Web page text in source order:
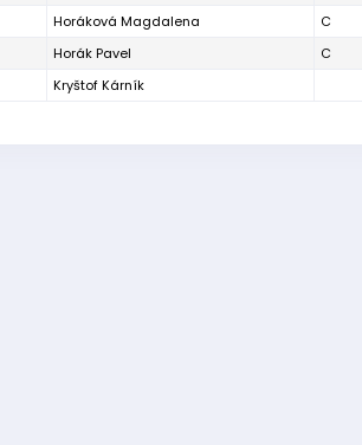
Horáková Magdalena C
Horák Pavel C
Kryštof Kárník